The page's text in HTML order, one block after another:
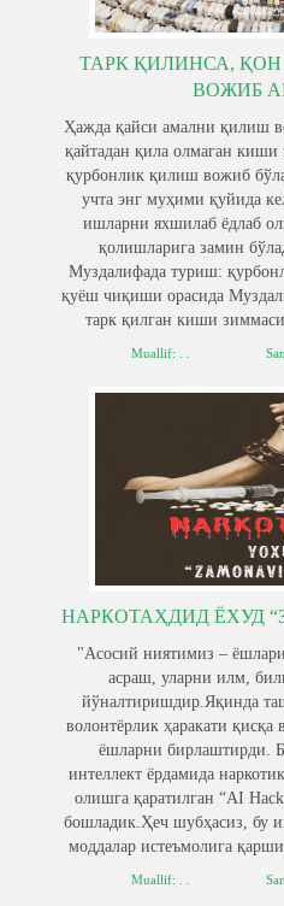
ТАРК ҚИЛИНСА,
ВОЖИБ
Ҳажда қайси амални қилиш
қайтадан қила олмаган
қурбонлик қилиш вожиб
учта энг муҳими қуйида
ишларни яхшилаб ёдлаб
қолишларига замин
Муздалифада туриш:
қуёш чиқиши орасида
тарк қилган киши
Muallif: . .
НАРКОТАҲДИД ЁХУД
"Асосий ниятимиз –
асраш, уларни илм,
йўналтиришдир.Яқинда
волонтёрлик ҳаракати
ёшларни бирлаштирди.
интеллект ёрдамида
олишга қаратилган “AI
бошладик.Ҳеч шубҳасиз, бу
моддалар истеъмолига
Muallif: . .